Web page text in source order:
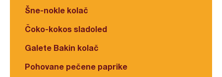
Šne-nokle kolač
Čoko-kokos sladoled
Galete Bakin kolač
Pohovane pečene paprike